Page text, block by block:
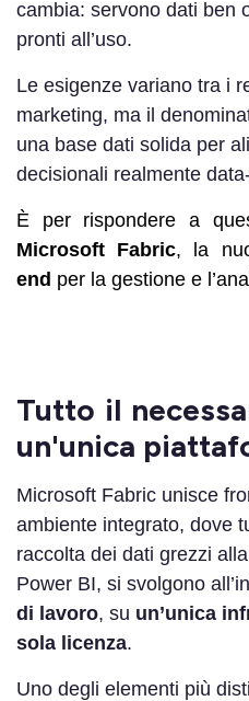
cambia: servono dati ben
pronti all’uso.
Le esigenze variano tra i
marketing, ma il
una base dati solida per
decisionali realmente
È per rispondere a
Microsoft Fabric, la
end per la gestione e
Tutto il
un'unica
Microsoft Fabric unisce
ambiente integrato, dove
raccolta dei dati grezzi
Power BI, si svolgono
di lavoro, su un’unica
sola licenza.
Uno degli elementi più